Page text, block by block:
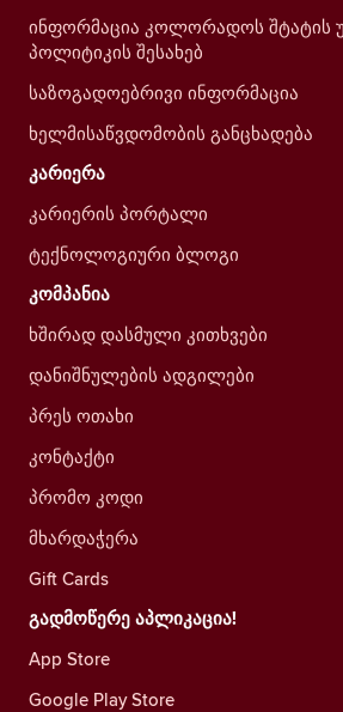
ინფორმაცია კოლორადოს შტატის
პოლიტიკის შესახებ
საზოგადოებრივი ინფორმაცია
ხელმისაწვდომობის განცხადება
კარიერა
კარიერის პორტალი
ტექნოლოგიური ბლოგი
კომპანია
ხშირად დასმული კითხვები
დანიშნულების ადგილები
პრეს ოთახი
კონტაქტი
პრომო კოდი
მხარდაჭერა
Gift Cards
გადმოწერე აპლიკაცია!
App Store
Google Play Store